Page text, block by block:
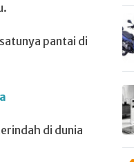
pantai di
di dunia